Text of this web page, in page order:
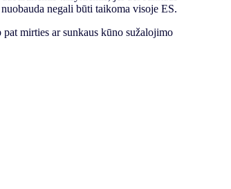
negali būti taikoma visoje ES.
mirties ar sunkaus kūno sužalojimo